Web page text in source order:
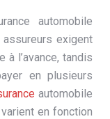
automobile
exigent
l’avance, tandis
en plusieurs
automobile
en fonction